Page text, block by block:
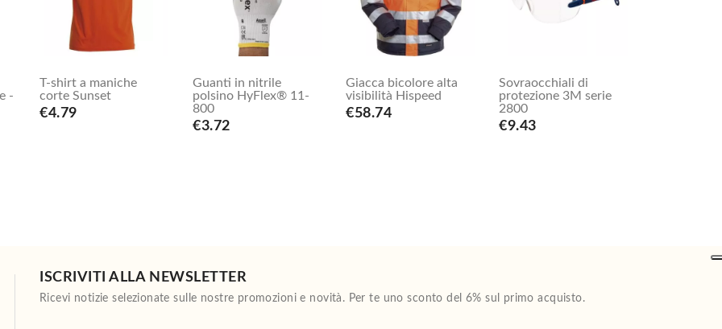
-
T-shirt a maniche
corte Sunset
€4.79
Guanti in nitrile
polsino HyFlex® 11-
800
€3.72
Giacca bicolore alta
visibilità Hispeed
€58.74
Sovraocchiali di
protezione 3M serie
2800
€9.43
ISCRIVITI ALLA NEWSLETTER
Ricevi notizie selezionate sulle nostre promozioni e novità. Per te uno sconto del 6% sul primo acquisto.